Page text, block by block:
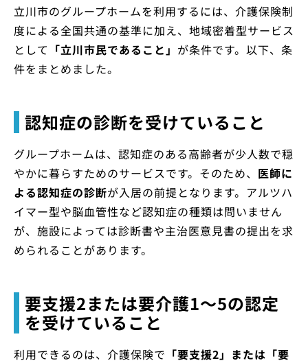
立川市のグループホームを利用するには、介護保険制
度による全国共通の基準に加え、地域密着型サービス
として 「立川市民であること」 が条件です。以下、条
件をまとめました。
認知症の診断を受けていること
グループホームは、認知症のある高齢者が少人数で穏
やかに暮らすためのサービスです。そのため、 医師に
よる認知症の診断が入居の前提となります。アルツハ
イマー型や脳血管性など認知症の種類は問いません
が、施設によっては診断書や主治医意見書の提出を求
められることがあります。
要支援2または要介護1〜5の認定
を受けていること
利用できるのは、介護保険で 「要支援2」または「要